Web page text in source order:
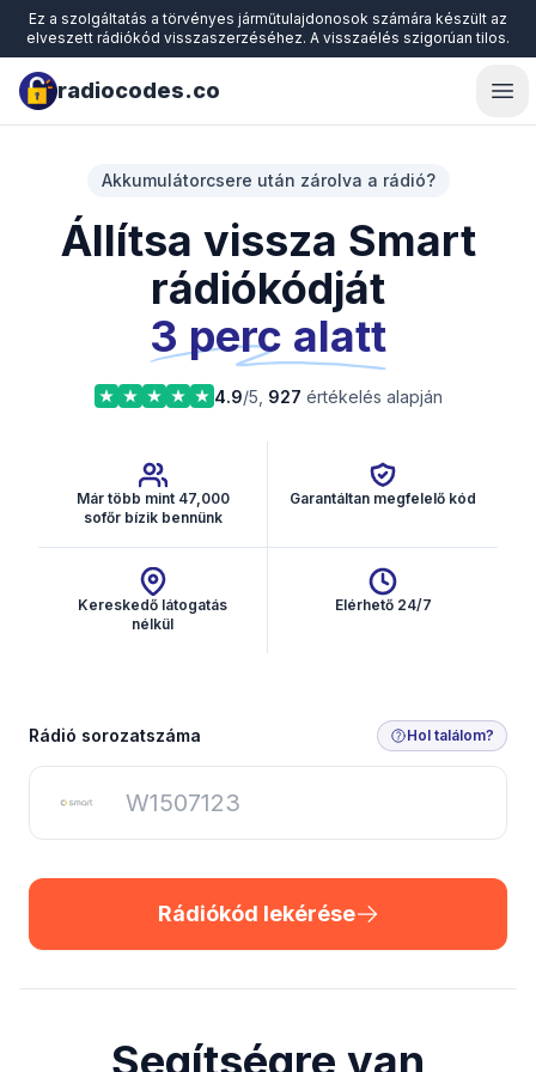
Ez a szolgáltatás a törvényes járműtulajdonosok számára készült az
elveszett rádiókód visszaszerzéséhez. A visszaélés szigorúan tilos.
radiocodes.co
Akkumulátorcsere után zárolva a rádió?
Állítsa vissza Smart
rádiókódját
3 perc alatt
4.9/5, 927 értékelés alapján
Már több mint 47,000
sofőr bízik bennünk
Garantáltan megfelelő kód
Kereskedő látogatás
nélkül
Elérhető 24/7
Rádiókód lekérése
Rádió sorozatszáma Hol találom?
Rádiókód lekérése
Segítségre van